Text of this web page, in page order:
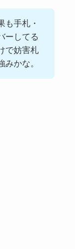
手札・
ーしてる
で妨害札
みかな。